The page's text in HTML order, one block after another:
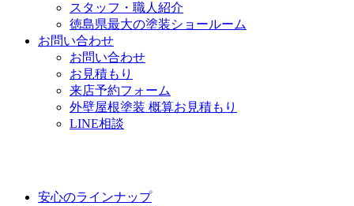
スタッフ・職人紹介
徳島県最大の塗装ショールーム
お問い合わせ
お問い合わせ
お見積もり
来店予約フォーム
外壁屋根塗装 概算お見積もり
LINE相談
安心のラインナップ